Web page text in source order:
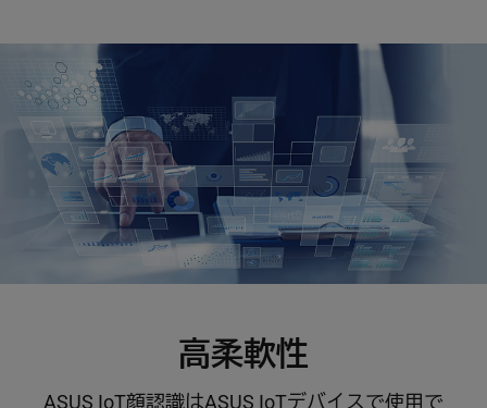
高柔軟性
ASUS IoT顔認識はASUS IoTデバイスで使用で